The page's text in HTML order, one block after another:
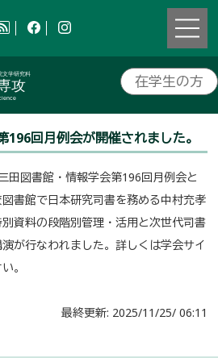
在学生の方
196回月例会が開催されました。
田図書館・情報学会第196回月例会と
書館で日本研究司書を務める中村充孝
資料の段階別管理・活用と次世代司書
が行なわれました。詳しくは学会サイ
。
最終更新: 2025/11/25/ 06:11